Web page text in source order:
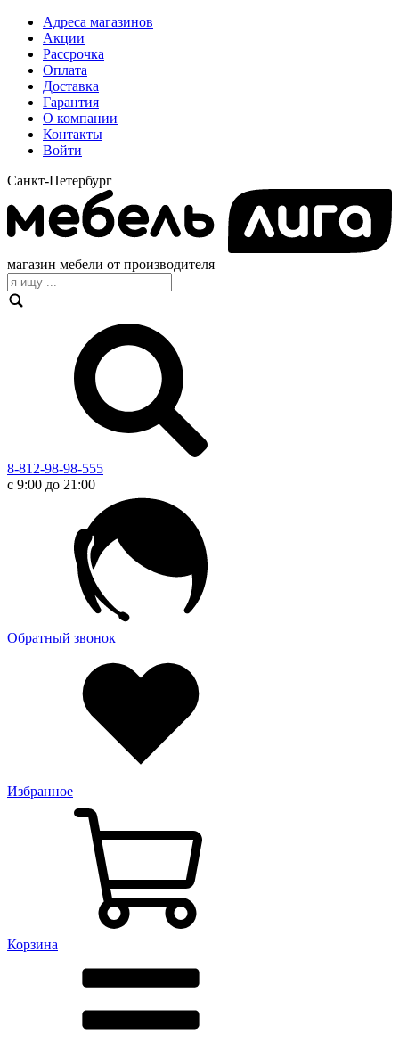
Адреса магазинов
Акции
Рассрочка
Оплата
Доставка
Гарантия
О компании
Контакты
Войти
Санкт-Петербург
магазин мебели от производителя
8-812-98-98-555
с 9:00 до 21:00
Обратный звонок
Избранное
Корзина